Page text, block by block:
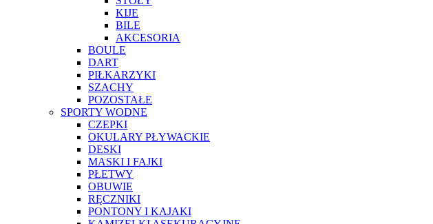
KIJE
BILE
AKCESORIA
BOULE
DART
PIŁKARZYKI
SZACHY
POZOSTAŁE
SPORTY WODNE
CZEPKI
OKULARY PŁYWACKIE
DESKI
MASKI I FAJKI
PŁETWY
OBUWIE
RĘCZNIKI
PONTONY I KAJAKI